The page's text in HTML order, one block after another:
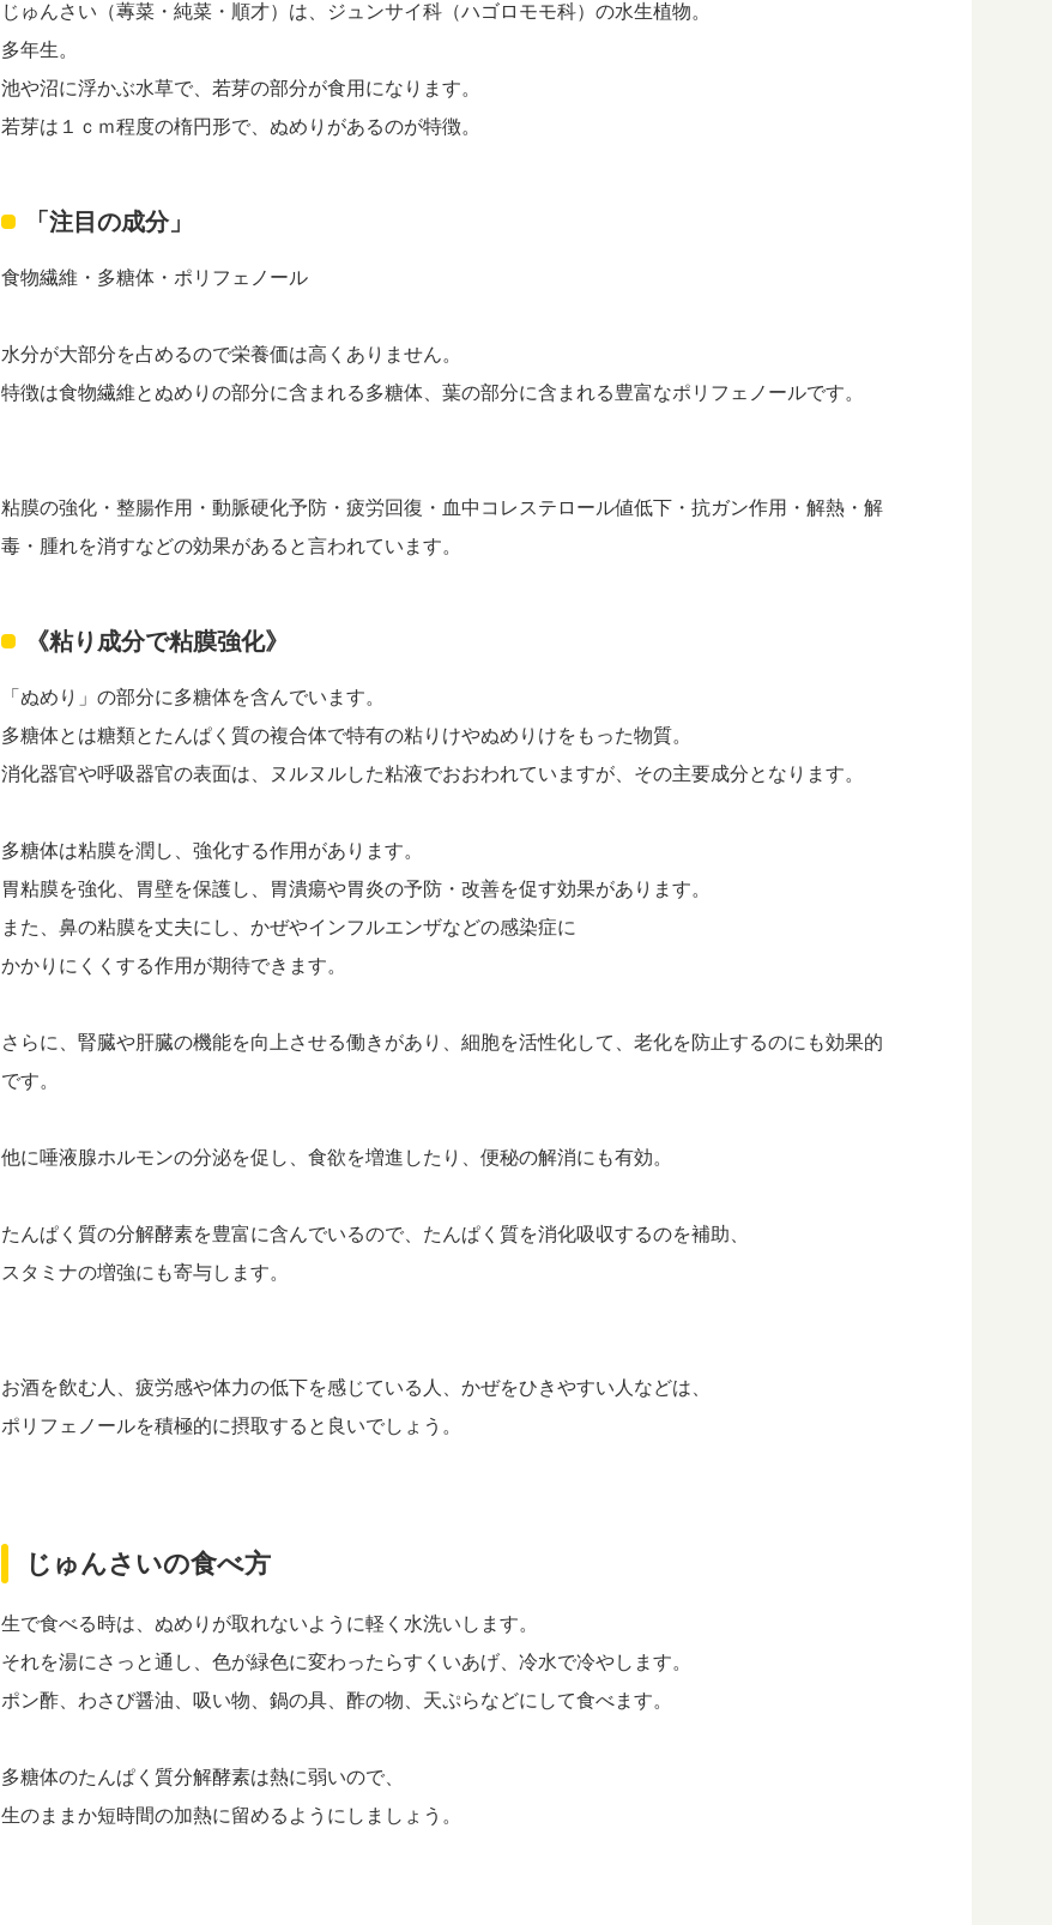
じゅんさい（蓴菜・純菜・順才）は、ジュンサイ科（ハゴロモモ科）の水生植物。
多年生。
池や沼に浮かぶ水草で、若芽の部分が食用になります。
若芽は１ｃｍ程度の楕円形で、ぬめりがあるのが特徴。
「注目の成分」
食物繊維・多糖体・ポリフェノール
水分が大部分を占めるので栄養価は高くありません。
特徴は食物繊維とぬめりの部分に含まれる多糖体、葉の部分に含まれる豊富なポリフェノールです。
粘膜の強化・整腸作用・動脈硬化予防・疲労回復・血中コレステロール値低下・抗ガン作用・解熱・解
毒・腫れを消すなどの効果があると言われています。
《粘り成分で粘膜強化》
「ぬめり」の部分に多糖体を含んでいます。
多糖体とは糖類とたんぱく質の複合体で特有の粘りけやぬめりけをもった物質。
消化器官や呼吸器官の表面は、ヌルヌルした粘液でおおわれていますが、その主要成分となります。
多糖体は粘膜を潤し、強化する作用があります。
胃粘膜を強化、胃壁を保護し、胃潰瘍や胃炎の予防・改善を促す効果があります。
また、鼻の粘膜を丈夫にし、かぜやインフルエンザなどの感染症に
かかりにくくする作用が期待できます。
さらに、腎臓や肝臓の機能を向上させる働きがあり、細胞を活性化して、老化を防止するのにも効果的
です。
他に唾液腺ホルモンの分泌を促し、食欲を増進したり、便秘の解消にも有効。
たんぱく質の分解酵素を豊富に含んでいるので、たんぱく質を消化吸収するのを補助、
スタミナの増強にも寄与します。
お酒を飲む人、疲労感や体力の低下を感じている人、かぜをひきやすい人などは、
ポリフェノールを積極的に摂取すると良いでしょう。
じゅんさいの食べ方
生で食べる時は、ぬめりが取れないように軽く水洗いします。
それを湯にさっと通し、色が緑色に変わったらすくいあげ、冷水で冷やします。
ポン酢、わさび醤油、吸い物、鍋の具、酢の物、天ぷらなどにして食べます。
多糖体のたんぱく質分解酵素は熱に弱いので、
生のままか短時間の加熱に留めるようにしましょう。